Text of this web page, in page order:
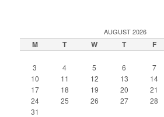
AUGUST 2026
M T W T F
3
4 5 6 7
10
11 12 13 14
17
18 19 20 21
24
25 26 27 28
31